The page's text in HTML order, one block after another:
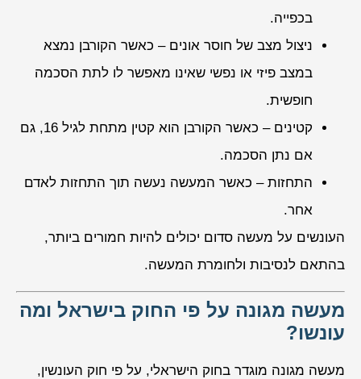
בכפייה.
ניצול מצב של חוסר אונים – כאשר הקורבן נמצא
במצב פיזי או נפשי שאינו מאפשר לו לתת הסכמה
חופשית.
קטינים – כאשר הקורבן הוא קטין מתחת לגיל 16, גם
אם נתן הסכמה.
התחזות – כאשר המעשה נעשה תוך התחזות לאדם
אחר.
העונשים על מעשה סדום יכולים להיות חמורים ביותר,
בהתאם לנסיבות ולחומרת המעשה.
מעשה מגונה על פי החוק בישראל ומה
עונשו?
מעשה מגונה מוגדר בחוק הישראלי, על פי חוק העונשין,